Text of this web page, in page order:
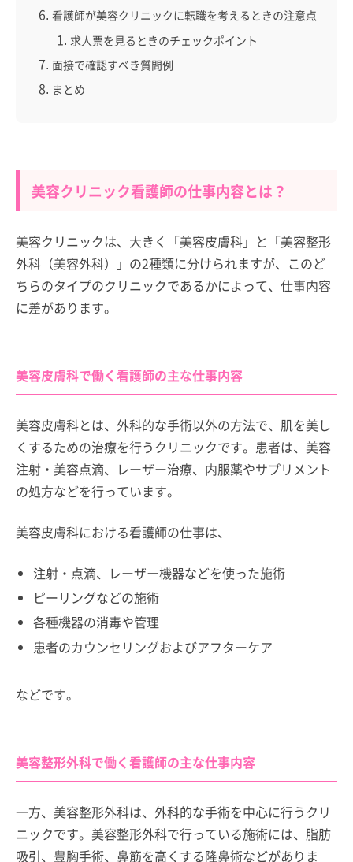
看護師が美容クリニックに転職を考えるときの注意点
求人票を見るときのチェックポイント
面接で確認すべき質問例
まとめ
美容クリニック看護師の仕事内容とは？
美容クリニックは、大きく「美容皮膚科」と「美容整形
外科（美容外科）」の2種類に分けられますが、このど
ちらのタイプのクリニックであるかによって、仕事内容
に差があります。
美容皮膚科で働く看護師の主な仕事内容
美容皮膚科とは、外科的な手術以外の方法で、肌を美し
くするための治療を行うクリニックです。患者は、美容
注射・美容点滴、レーザー治療、内服薬やサプリメント
の処方などを行っています。
美容皮膚科における看護師の仕事は、
注射・点滴、レーザー機器などを使った施術
ピーリングなどの施術
各種機器の消毒や管理
患者のカウンセリングおよびアフターケア
などです。
美容整形外科で働く看護師の主な仕事内容
一方、美容整形外科は、外科的な手術を中心に行うクリ
ニックです。美容整形外科で行っている施術には、脂肪
吸引、豊胸手術、鼻筋を高くする隆鼻術などがありま